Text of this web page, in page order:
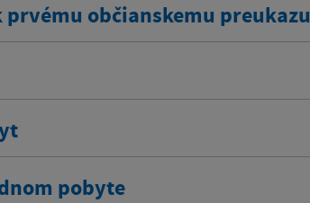
občianskemu preukazu
pobyte